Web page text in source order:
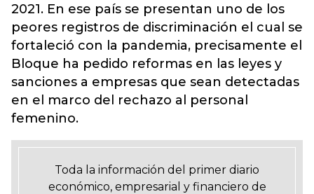
2021. En ese país se presentan uno de los
peores registros de discriminación el cual se
fortaleció con la pandemia, precisamente el
Bloque ha pedido reformas en las leyes y
sanciones a empresas que sean detectadas
en el marco del rechazo al personal
femenino.
Toda la información del primer diario
económico, empresarial y financiero de